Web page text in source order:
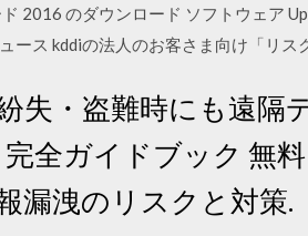
2016 のダウンロード ソフトウェア
ース kddiの法人のお客さま向け「リス
失・盗難時にも遠隔
全ガイドブック 無
漏洩のリスクと対策.